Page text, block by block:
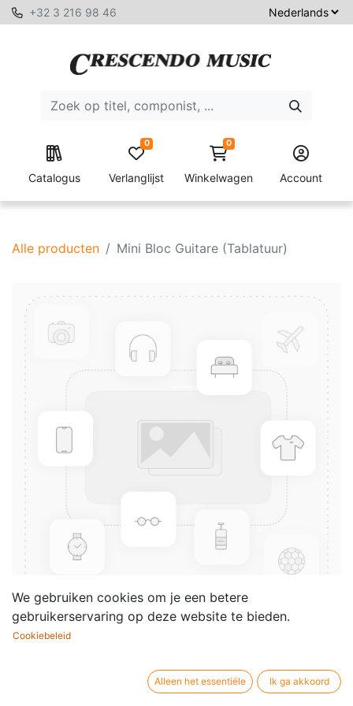
+32 3 216 98 46
Catalogus Verlanglijst
0 0
Winkelwagen Account
Alle producten Mini Bloc Guitare (Tablatuur)
Mini Bloc Guitare (Tablatuur)
Editions Paul Beuscher
We gebruiken cookies om je een betere
gebruikerservaring op deze website te bieden.
Cookiebeleid
Alleen het essentiële Ik ga akkoord